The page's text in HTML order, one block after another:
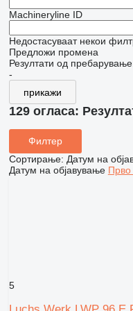
Machineryline ID
Недостасуваат некои
Предложи промена
Резултати од
-
прикажи
129 огласа:
Филтер
Сортирање: Датум на
Датум на објавување Прво
5